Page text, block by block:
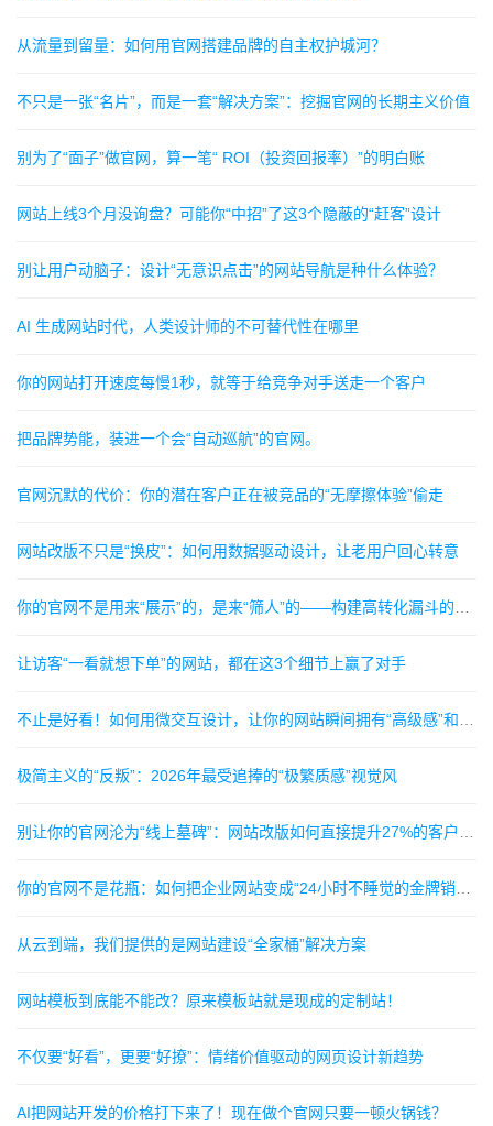
从流量到留量：如何用官网搭建品牌的自主权护城河？
不只是一张“名片”，而是一套“解决方案”：挖掘官网的长期主义价值
别为了“面子”做官网，算一笔“ ROI（投资回报率）”的明白账
网站上线3个月没询盘？可能你“中招”了这3个隐蔽的“赶客”设计
别让用户动脑子：设计“无意识点击”的网站导航是种什么体验？
AI 生成网站时代，人类设计师的不可替代性在哪里
你的网站打开速度每慢1秒，就等于给竞争对手送走一个客户
把品牌势能，装进一个会“自动巡航”的官网。
官网沉默的代价：你的潜在客户正在被竞品的“无摩擦体验”偷走
网站改版不只是“换皮”：如何用数据驱动设计，让老用户回心转意
让访客“一看就想下单”的网站，都在这3个细节上赢了对手
极简主义的“反叛”：2026年最受追捧的“极繁质感”视觉风
从云到端，我们提供的是网站建设“全家桶”解决方案
网站模板到底能不能改？原来模板站就是现成的定制站！
不仅要“好看”，更要“好撩”：情绪价值驱动的网页设计新趋势
AI把网站开发的价格打下来了！现在做个官网只要一顿火锅钱？